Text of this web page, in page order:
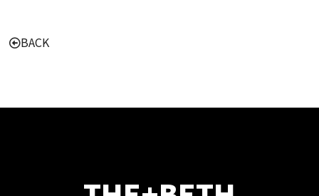
BACK